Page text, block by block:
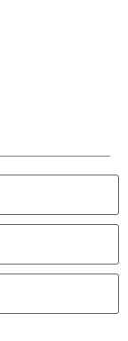
všechny nové